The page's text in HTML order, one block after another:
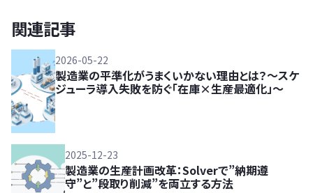
関連記事
2026-05-22
製造業の平準化がうまくいかない理由とは？～スケ
ジューラ導入失敗を防ぐ「在庫×生産最適化」～
2025-12-23
製造業の生産計画改革：Solverで”納期遵
守”と”段取り削減”を両立する方法